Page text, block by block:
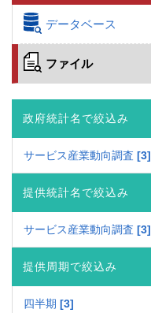
データベース
ファイル
政府統計名で絞込み
サービス産業動向調査 3
提供統計名で絞込み
サービス産業動向調査 3
提供周期で絞込み
四半期 3